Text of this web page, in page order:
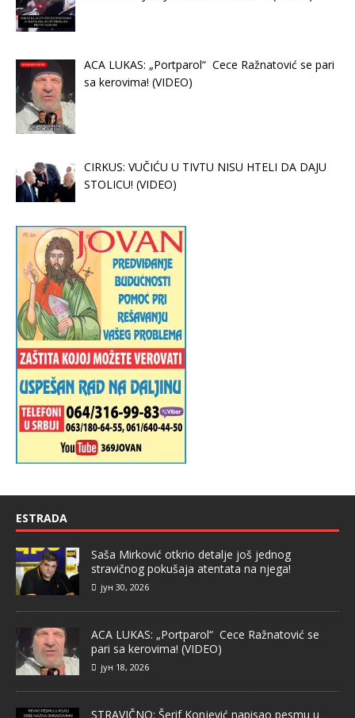
ACA LUKAS: „Portparol“ Cece Ražnatović se pari
sa kerovima! (VIDEO)
CIRKUS: VUČIĆU U TIVTU NISU HTELI DA DAJU
STOLICU! (VIDEO)
ESTRADA
Saša Mirković otkrio detalje još jednog
stravičnog pokušaja atentata na njega!
јун 30, 2026
ACA LUKAS: „Portparol“ Cece Ražnatović se
pari sa kerovima! (VIDEO)
јун 18, 2026
STRAVIČNO: Šerif Konjević napisao pesmu u